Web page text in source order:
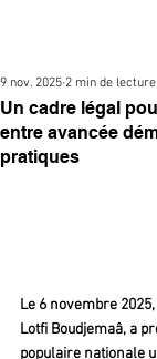
Un cadre légal
entre avancée
pratiques
9 nov. 2025 2 min de lecture
Le 6 novembre
Lotfi Boudjemaâ, a
populaire nationale